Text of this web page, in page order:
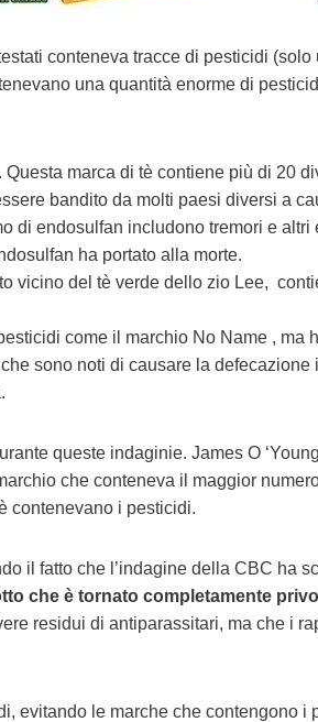
conteneva tracce di pesticidi
una quantità enorme di
Questa marca di tè contiene più di 20
bandito da molti paesi diversi a
di endosulfan includono tremori e
ha portato alla morte.
vicino del tè verde dello zio Lee,
come il marchio No Name , ma
sono noti di causare la
queste indaginie. James O
che conteneva il maggior
contenevano i pesticidi.
il fatto che l’indagine della CBC ha
che è tornato completamente
residui di antiparassitari, ma che i
evitando le marche che contengono